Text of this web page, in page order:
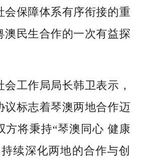
会保障体系有序衔接的重
澳民生合作的一次有益探
工作局局长韩卫表示，
议标志着琴澳两地合作迈
方将秉持“琴澳同心 健康
续深化两地的合作与创